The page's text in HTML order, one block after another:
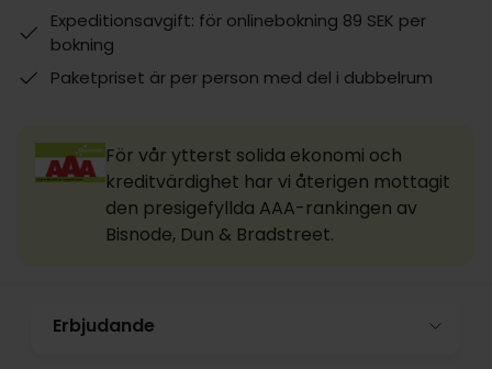
Expeditionsavgift: för onlinebokning 89 SEK per
bokning
Paketpriset är per person med del i dubbelrum
För vår ytterst solida ekonomi och
kreditvärdighet har vi återigen mottagit
den presigefyllda AAA-rankingen av
Bisnode, Dun & Bradstreet.
Erbjudande